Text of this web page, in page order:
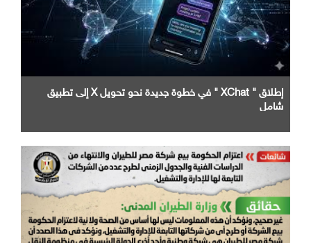
إطلاق " XChat " في خطوة جديدة نحو تحويل X إلى تطبيق
شامل